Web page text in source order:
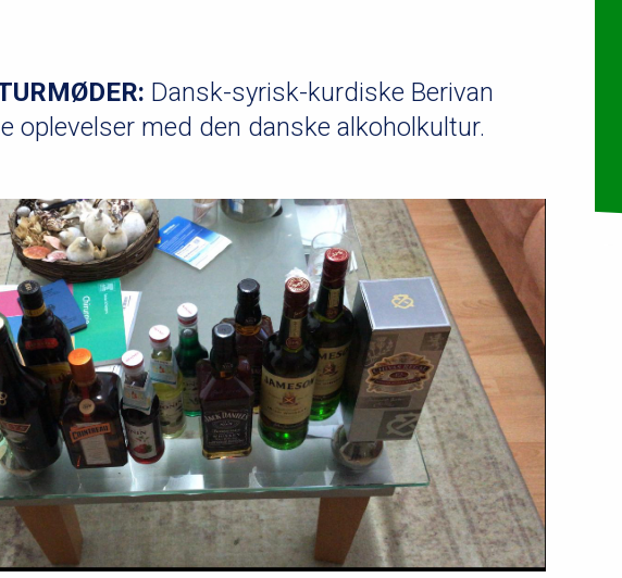
Dansk-syrisk-kurdiske Berivan
oplevelser med den danske alkoholkultur.